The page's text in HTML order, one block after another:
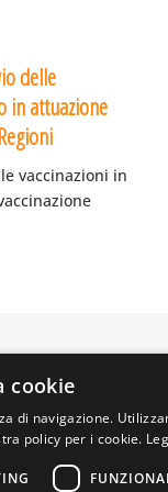
delle
in attuazione
vaccinazioni in
MILANO – P. IVA
– PARTNER
cookie
di navigazione.
policy per i cookie.